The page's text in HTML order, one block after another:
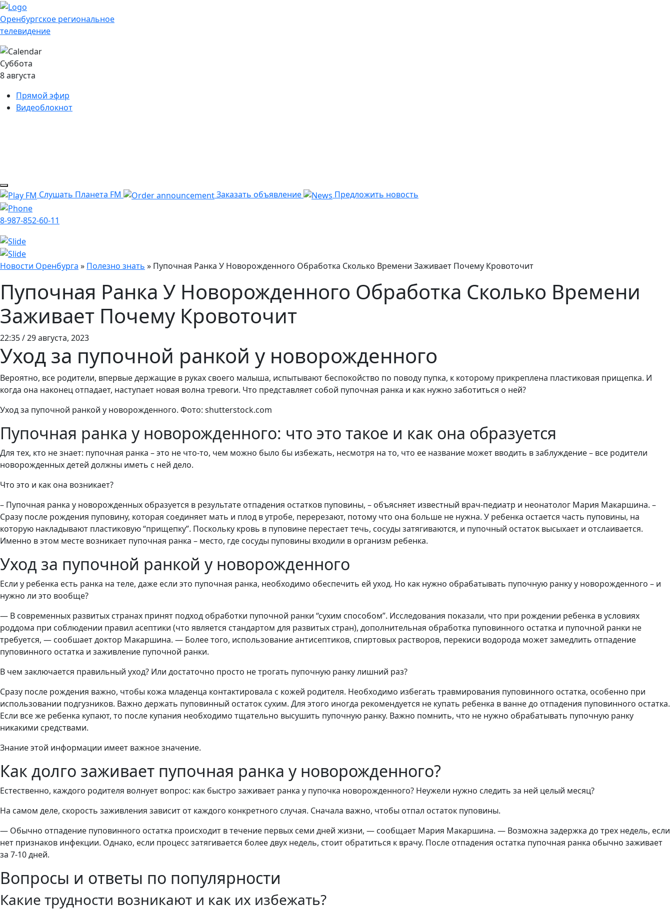
Оренбургское региональное
телевидение
Суббота
8 августа
Прямой эфир
Видеоблокнот
Слушать Планета FM Заказать объявление Предложить новость
8-987-852-60-11
Новости Оренбурга » Полезно знать » Пупочная Ранка У Новорожденного Обработка Сколько Времени Заживает Почему Кровоточит
Пупочная Ранка У Новорожденного Обработка Сколько Времени
Заживает Почему Кровоточит
22:35 / 29 августа, 2023
Уход за пупочной ранкой у новорожденного
Вероятно, все родители, впервые держащие в руках своего малыша, испытывают беспокойство по поводу пупка, к которому прикреплена пластиковая прищепка. И
когда она наконец отпадает, наступает новая волна тревоги. Что представляет собой пупочная ранка и как нужно заботиться о ней?
Уход за пупочной ранкой у новорожденного. Фото: shutterstock.com
Пупочная ранка у новорожденного: что это такое и как она образуется
Для тех, кто не знает: пупочная ранка – это не что-то, чем можно было бы избежать, несмотря на то, что ее название может вводить в заблуждение – все родители
новорожденных детей должны иметь с ней дело.
Что это и как она возникает?
– Пупочная ранка у новорожденных образуется в результате отпадения остатков пуповины, – объясняет известный врач-педиатр и неонатолог Мария Макаршина. –
Сразу после рождения пуповину, которая соединяет мать и плод в утробе, перерезают, потому что она больше не нужна. У ребенка остается часть пуповины, на
которую накладывают пластиковую “прищепку”. Поскольку кровь в пуповине перестает течь, сосуды затягиваются, и пупочный остаток высыхает и отслаивается.
Именно в этом месте возникает пупочная ранка – место, где сосуды пуповины входили в организм ребенка.
Уход за пупочной ранкой у новорожденного
Если у ребенка есть ранка на теле, даже если это пупочная ранка, необходимо обеспечить ей уход. Но как нужно обрабатывать пупочную ранку у новорожденного – и
нужно ли это вообще?
— В современных развитых странах принят подход обработки пупочной ранки “сухим способом”. Исследования показали, что при рождении ребенка в условиях
роддома при соблюдении правил асептики (что является стандартом для развитых стран), дополнительная обработка пуповинного остатка и пупочной ранки не
требуется, — сообшает доктор Макаршина. — Более того, использование антисептиков, спиртовых растворов, перекиси водорода может замедлить отпадение
пуповинного остатка и заживление пупочной ранки.
В чем заключается правильный уход? Или достаточно просто не трогать пупочную ранку лишний раз?
Сразу после рождения важно, чтобы кожа младенца контактировала с кожей родителя. Необходимо избегать травмирования пуповинного остатка, особенно при
использовании подгузников. Важно держать пуповинный остаток сухим. Для этого иногда рекомендуется не купать ребенка в ванне до отпадения пуповинного остатка.
Если все же ребенка купают, то после купания необходимо тщательно высушить пупочную ранку. Важно помнить, что не нужно обрабатывать пупочную ранку
никакими средствами.
Знание этой информации имеет важное значение.
Как долго заживает пупочная ранка у новорожденного?
Естественно, каждого родителя волнует вопрос: как быстро заживает ранка у пупочка новорожденного? Неужели нужно следить за ней целый месяц?
На самом деле, скорость заживления зависит от каждого конкретного случая. Сначала важно, чтобы отпал остаток пуповины.
— Обычно отпадение пуповинного остатка происходит в течение первых семи дней жизни, — сообщает Мария Макаршина. — Возможна задержка до трех недель, если
нет признаков инфекции. Однако, если процесс затягивается более двух недель, стоит обратиться к врачу. После отпадения остатка пупочная ранка обычно заживает
за 7-10 дней.
Вопросы и ответы по популярности
Какие трудности возникают и как их избежать?